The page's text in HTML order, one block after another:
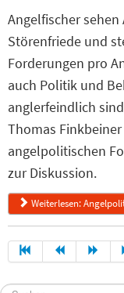
Angelfischer
Störenfriede und
Forderungen pro
auch Politik und
anglerfeindlich
Thomas
angelpolitischen
zur Diskussion.
Weiterlesen:
Suchen